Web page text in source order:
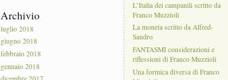
Archivio
luglio 2018
giugno 2018
febbraio 2018
gennaio 2018
L’Italia dei campanili scritto da
Franco Muzzioli
La moneta scritto da Alfred-
Sandro
FANTASMI considerazioni e
riflessioni di Franco Muzzioli
Una formica diversa di Franco